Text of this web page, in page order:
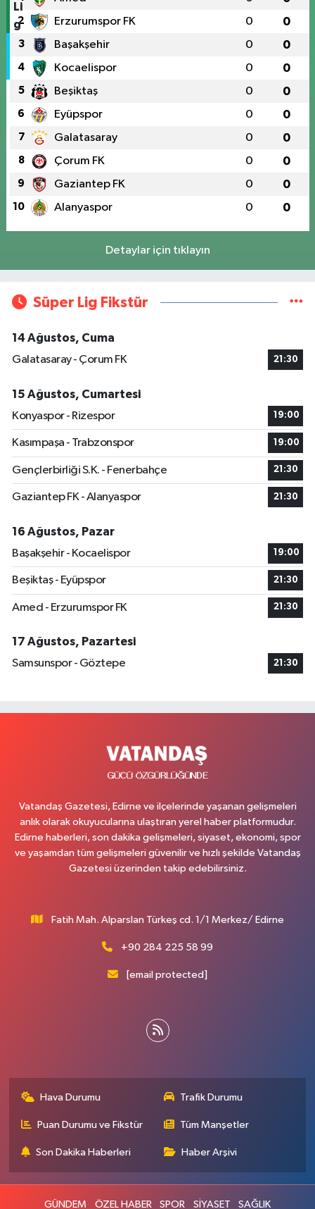
2 Erzurumspor FK 0 0
3 Başakşehir 0 0
4 Kocaelispor 0 0
5 Beşiktaş 0 0
6 Eyüpspor 0 0
7 Galatasaray 0 0
8 Çorum FK 0 0
9 Gaziantep FK 0 0
10 Alanyaspor 0 0
Detaylar için tıklayın
Süper Lig Fikstür
14 Ağustos, Cuma
Galatasaray - Çorum FK
21:30
15 Ağustos, Cumartesi
Konyaspor - Rizespor
19:00
Kasımpaşa - Trabzonspor 19:00
Gençlerbirliği S.K. - Fenerbahçe 21:30
Gaziantep FK - Alanyaspor 21:30
16 Ağustos, Pazar
Başakşehir - Kocaelispor
19:00
Beşiktaş - Eyüpspor 21:30
Amed - Erzurumspor FK 21:30
17 Ağustos, Pazartesi
Samsunspor - Göztepe
21:30
Vatandaş Gazetesi, Edirne ve ilçelerinde yaşanan gelişmeleri
anlık olarak okuyucularına ulaştıran yerel haber platformudur.
Edirne haberleri, son dakika gelişmeleri, siyaset, ekonomi, spor
ve yaşamdan tüm gelişmeleri güvenilir ve hızlı şekilde Vatandaş
Gazetesi üzerinden takip edebilirsiniz.
Fatih Mah. Alparslan Türkeş cd. 1/1 Merkez/ Edirne
+90 284 225 58 99
[email protected]
Hava Durumu Trafik Durumu
Puan Durumu ve Fikstür Tüm Manşetler
Son Dakika Haberleri Haber Arşivi
GÜNDEM ÖZEL HABER SPOR SİYASET SAĞLIK